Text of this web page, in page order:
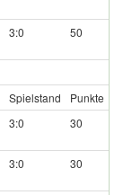
3:0 50
Spielstand
Punkte
3:0 30
3:0 30